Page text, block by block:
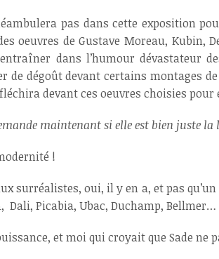
pas dans cette exposition
oeuvres de Gustave Moreau, Kubin,
dans l’humour dévastateur
de dégoût devant certains montages
devant ces oeuvres choisies
maintenant si elle est bien juste
!
surréalistes, oui, il y en a, et pas
Dali, Picabia, Ubac, Duchamp, Bellmer…
et moi qui croyait que Sade ne